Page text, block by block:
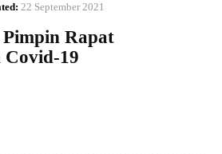
22 September 2021
Rapat
Covid-19